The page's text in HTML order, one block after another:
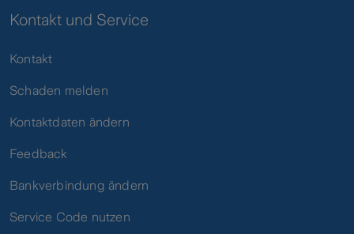
Kontakt und Service
Kontakt
Schaden melden
Kontaktdaten ändern
Feedback
Bankverbindung ändern
Service Code nutzen